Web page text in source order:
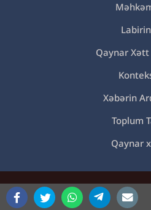
Qaynar Xətt
Xəbərin
Toplum
Qaynar
© 2021 Toplum TV. Bütün